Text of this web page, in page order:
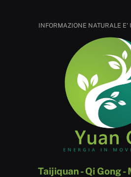
INFORMAZIONE NATURALE E'
Taijiquan - Qi Gong